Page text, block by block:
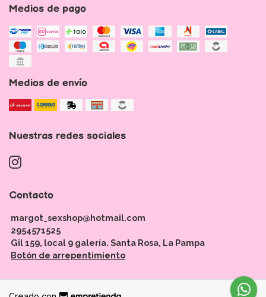
Medios de pago
Medios de envío
Nuestras redes sociales
Contacto
margot_sexshop@hotmail.com
2954571525
Gil 159, local 9 galería. Santa Rosa, La Pampa
Botón de arrepentimiento